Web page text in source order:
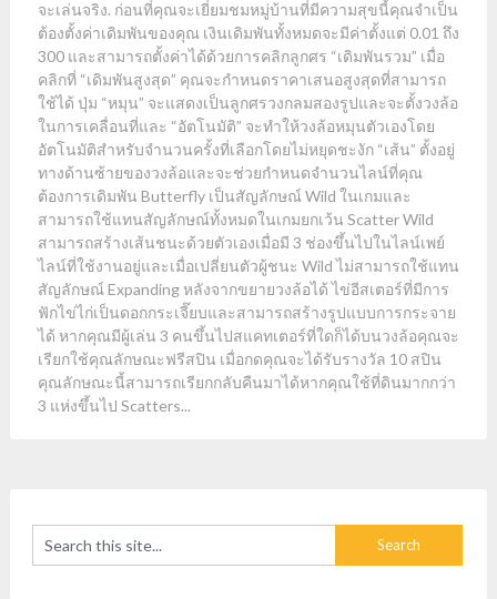
จะเล่นจริง. ก่อนที่คุณจะเยี่ยมชมหมู่บ้านที่มีความสุขนี้คุณจำเป็น
ต้องตั้งค่าเดิมพันของคุณ เงินเดิมพันทั้งหมดจะมีค่าตั้งแต่ 0.01 ถึง
300 และสามารถตั้งค่าได้ด้วยการคลิกลูกศร “เดิมพันรวม” เมื่อ
คลิกที่ “เดิมพันสูงสุด” คุณจะกำหนดราคาเสนอสูงสุดที่สามารถ
ใช้ได้ ปุ่ม “หมุน” จะแสดงเป็นลูกศรวงกลมสองรูปและจะตั้งวงล้อ
ในการเคลื่อนที่และ “อัตโนมัติ” จะทำให้วงล้อหมุนตัวเองโดย
อัตโนมัติสำหรับจำนวนครั้งที่เลือกโดยไม่หยุดชะงัก “เส้น” ตั้งอยู่
ทางด้านซ้ายของวงล้อและจะช่วยกำหนดจำนวนไลน์ที่คุณ
ต้องการเดิมพัน Butterfly เป็นสัญลักษณ์ Wild ในเกมและ
สามารถใช้แทนสัญลักษณ์ทั้งหมดในเกมยกเว้น Scatter Wild
สามารถสร้างเส้นชนะด้วยตัวเองเมื่อมี 3 ช่องขึ้นไปในไลน์เพย์
ไลน์ที่ใช้งานอยู่และเมื่อเปลี่ยนตัวผู้ชนะ Wild ไม่สามารถใช้แทน
สัญลักษณ์ Expanding หลังจากขยายวงล้อได้ ไข่อีสเตอร์ที่มีการ
ฟักไข่ไก่เป็นดอกกระเจี๊ยบและสามารถสร้างรูปแบบการกระจาย
ได้ หากคุณมีผู้เล่น 3 คนขึ้นไปสแคทเตอร์ที่ใดก็ได้บนวงล้อคุณจะ
เรียกใช้คุณลักษณะฟรีสปิน เมื่อกดคุณจะได้รับรางวัล 10 สปิน
คุณลักษณะนี้สามารถเรียกกลับคืนมาได้หากคุณใช้ที่ดินมากกว่า
3 แห่งขึ้นไป Scatters...